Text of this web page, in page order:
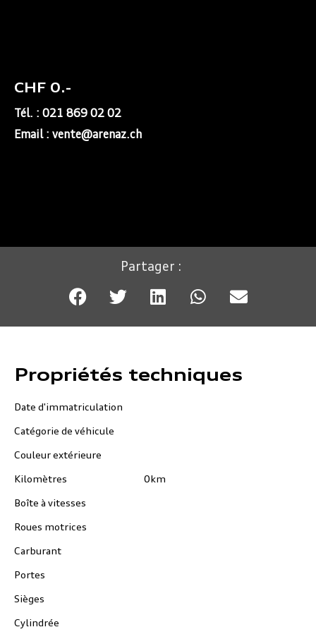
CHF 0.-
Tél. : 021 869 02 02
Email : vente@arenaz.ch
Partager :
Propriétés techniques
Date d'immatriculation
Catégorie de véhicule
Couleur extérieure
Kilomètres 0km
Boîte à vitesses
Roues motrices
Carburant
Portes
Sièges
Cylindrée